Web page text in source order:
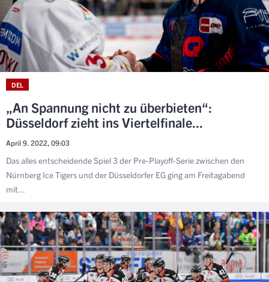
DEL
„An Spannung nicht zu überbieten“:
Düsseldorf zieht ins Viertelfinale...
April 9. 2022, 09:03
Das alles entscheidende Spiel 3 der Pre-Playoff-Serie zwischen den
Nürnberg Ice Tigers und der Düsseldorfer EG ging am Freitagabend
mit...